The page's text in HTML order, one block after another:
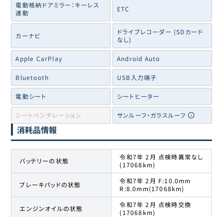
電動格納ドアミラー：キーレス
連動
ETC
カーナビ
ドライブレコーダー (SDカード
なし)
Apple CarPlay Android Auto
Bluetooth USB入力端子
電動シート シートヒーター
シートベンチレーション サンルーフ・ガラスルーフ
消耗品情報
バッテリーの状態
令和7年 2月 点検時異常なし
(17068km)
ブレーキパッドの状態
令和7年 2月 F:10.0mm
R:8.0mm(17068km)
エンジンオイルの状態
令和7年 2月 点検時交換
(17068km)